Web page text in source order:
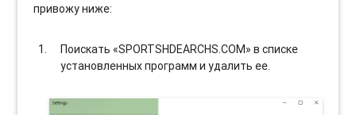
привожу ниже:
Поискать «SPORTSHDEARCHS.COM» в списке
установленных программ и удалить ее.